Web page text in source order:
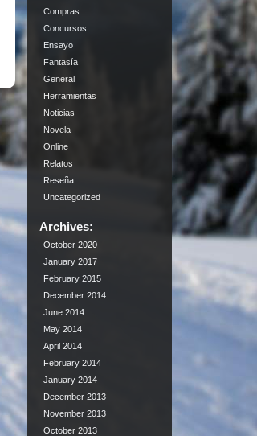
Compras
Concursos
Ensayo
Fantasía
General
Herramientas
Noticias
Novela
Online
Relatos
Reseña
Uncategorized
Archives:
October 2020
January 2017
February 2015
December 2014
June 2014
May 2014
April 2014
February 2014
January 2014
December 2013
November 2013
October 2013